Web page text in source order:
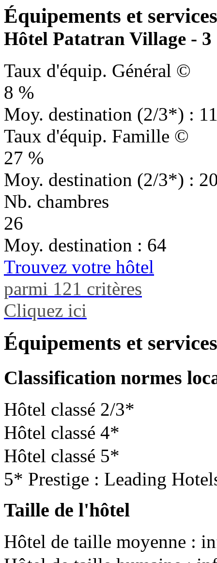
Équipements et
Hôtel Patatran Village - 3
Taux d'équip. Général ©
8 %
Moy. destination (2/3*) :
Taux d'équip. Famille ©
27 %
Moy. destination (2/3*) :
Nb. chambres
26
Moy. destination : 64
Trouvez votre hôtel
parmi 121 critères
Cliquez ici
Équipements et
Classification normes
Hôtel classé 2/3*
Hôtel classé 4*
Hôtel classé 5*
5* Prestige : Leading
Taille de l'hôtel
Hôtel de taille moyenne :